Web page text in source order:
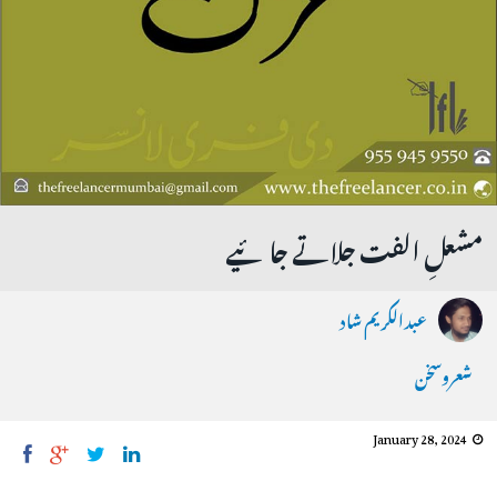
مشعلِ الفت جلاتے جائیے
عبدالکریم شاد
شعروسخن
January 28, 2024